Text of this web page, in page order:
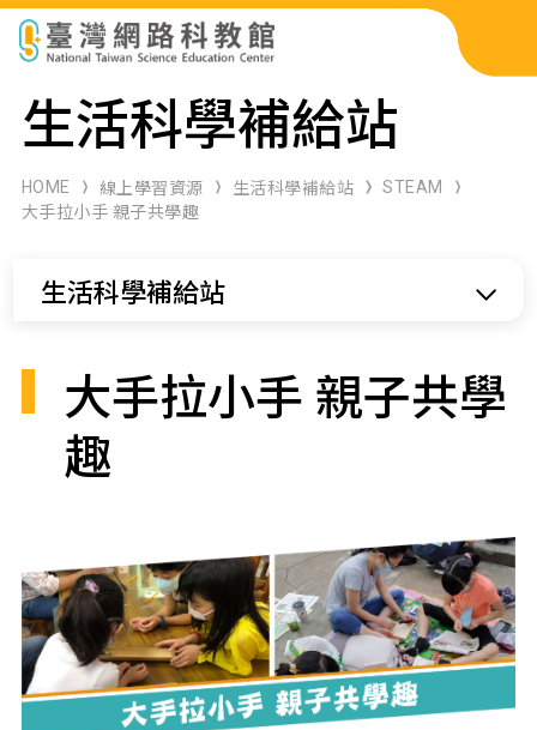
科展作品檢索
科學研習月刊
生活科學補給站
HOME 線上學習資源 生活科學補給站
STEAM
大手拉小手 親子共學趣
生活科學補給站
大手拉小手 親子共學
趣